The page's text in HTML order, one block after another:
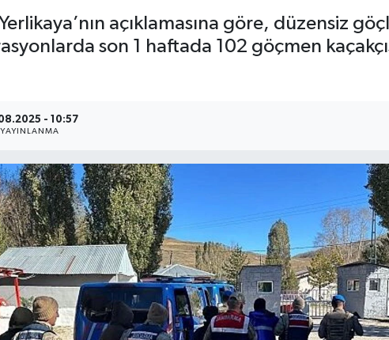
Yerlikaya’nın açıklamasına göre, düzensiz
son 1 haftada 102 göçmen
- 10:57
YAYINLANMA